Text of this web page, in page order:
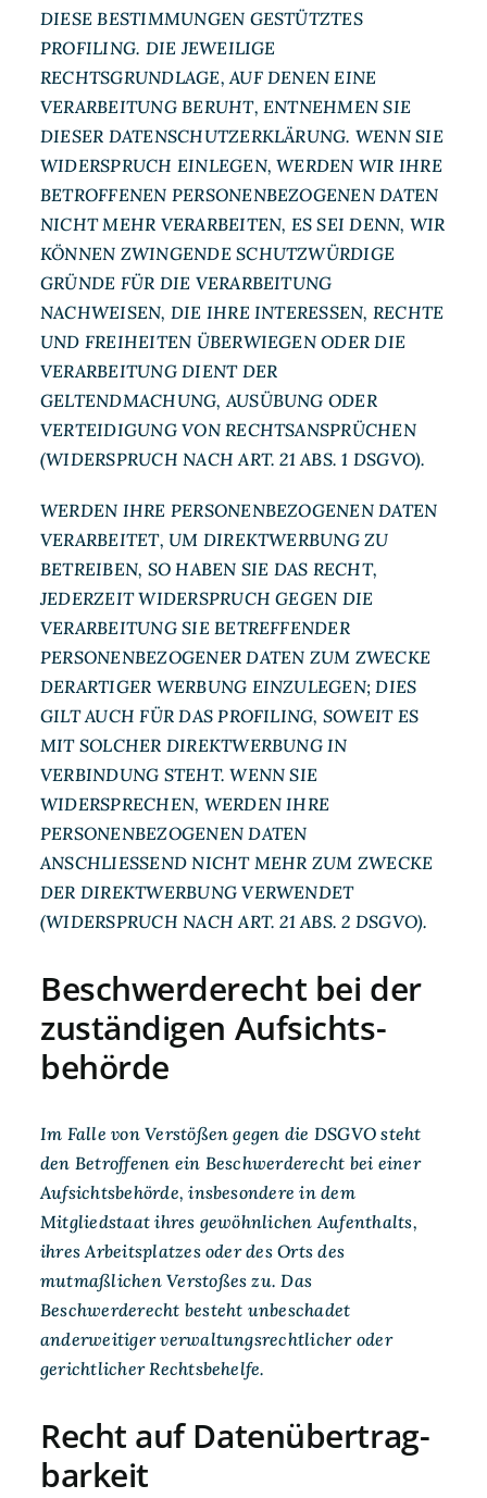
DIESE BESTIMMUNGEN GESTÜTZTES
PROFILING. DIE JEWEILIGE
RECHTSGRUNDLAGE, AUF DENEN EINE
VERARBEITUNG BERUHT, ENTNEHMEN SIE
DIESER DATENSCHUTZERKLÄRUNG. WENN SIE
WIDERSPRUCH EINLEGEN, WERDEN WIR IHRE
BETROFFENEN PERSONENBEZOGENEN DATEN
NICHT MEHR VERARBEITEN, ES SEI DENN, WIR
KÖNNEN ZWINGENDE SCHUTZWÜRDIGE
GRÜNDE FÜR DIE VERARBEITUNG
NACHWEISEN, DIE IHRE INTERESSEN, RECHTE
UND FREIHEITEN ÜBERWIEGEN ODER DIE
VERARBEITUNG DIENT DER
GELTENDMACHUNG, AUSÜBUNG ODER
VERTEIDIGUNG VON RECHTSANSPRÜCHEN
(WIDERSPRUCH NACH ART. 21 ABS. 1 DSGVO).
WERDEN IHRE PERSONENBEZOGENEN DATEN
VERARBEITET, UM DIREKTWERBUNG ZU
BETREIBEN, SO HABEN SIE DAS RECHT,
JEDERZEIT WIDERSPRUCH GEGEN DIE
VERARBEITUNG SIE BETREFFENDER
PERSONENBEZOGENER DATEN ZUM ZWECKE
DERARTIGER WERBUNG EINZULEGEN; DIES
GILT AUCH FÜR DAS PROFILING, SOWEIT ES
MIT SOLCHER DIREKTWERBUNG IN
VERBINDUNG STEHT. WENN SIE
WIDERSPRECHEN, WERDEN IHRE
PERSONENBEZOGENEN DATEN
ANSCHLIESSEND NICHT MEHR ZUM ZWECKE
DER DIREKTWERBUNG VERWENDET
(WIDERSPRUCH NACH ART. 21 ABS. 2 DSGVO).
Beschwerde­recht bei der
zuständigen Aufsichts­
behörde
Im Falle von Verstößen gegen die DSGVO steht
den Betroffenen ein Beschwerderecht bei einer
Aufsichtsbehörde, insbesondere in dem
Mitgliedstaat ihres gewöhnlichen Aufenthalts,
ihres Arbeitsplatzes oder des Orts des
mutmaßlichen Verstoßes zu. Das
Beschwerderecht besteht unbeschadet
anderweitiger verwaltungsrechtlicher oder
gerichtlicher Rechtsbehelfe.
Recht auf Daten­übertrag­
barkeit